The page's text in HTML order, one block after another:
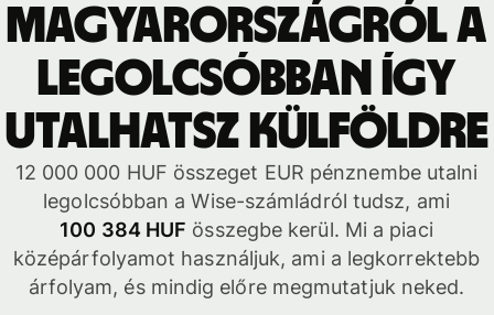
Magyarországról a
legolcsóbban így
utalhatsz külföldre
12 000 000 HUF összeget EUR pénznembe utalni
legolcsóbban a Wise-számládról tudsz, ami
100 384 HUF összegbe kerül. Mi a piaci
középárfolyamot használjuk, ami a legkorrektebb
árfolyam, és mindig előre megmutatjuk neked.